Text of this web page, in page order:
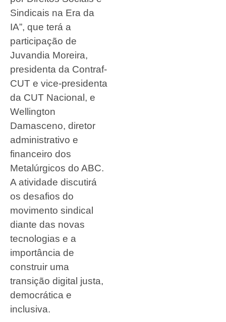
Sindicais na Era da
IA”, que terá a
participação de
Juvandia Moreira,
presidenta da Contraf-
CUT e vice-presidenta
da CUT Nacional, e
Wellington
Damasceno, diretor
administrativo e
financeiro dos
Metalúrgicos do ABC.
A atividade discutirá
os desafios do
movimento sindical
diante das novas
tecnologias e a
importância de
construir uma
transição digital justa,
democrática e
inclusiva.